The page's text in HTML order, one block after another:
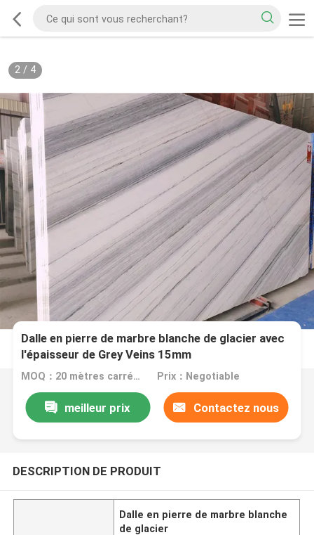
2/ 4
Dalle en pierre de marbre blanche de glacier avec
l'épaisseur de Grey Veins 15mm
MOQ：20 mètres carrés/place Prix：Negotiable
meilleur prix Contactez nous
DESCRIPTION DE PRODUIT
Dalle en pierre de marbre blanche
de glacier